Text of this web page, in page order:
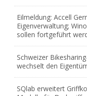
Eilmeldung: Accell
Eigenverwaltung;
sollen fortgeführt
Schweizer
wechselt den
SQlab erweitert